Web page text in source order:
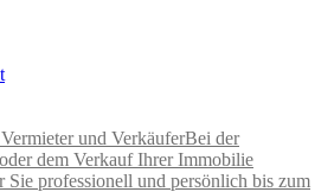
und VerkäuferBei der
dem Verkauf Ihrer Immobilie
Sie professionell und persönlich bis zum